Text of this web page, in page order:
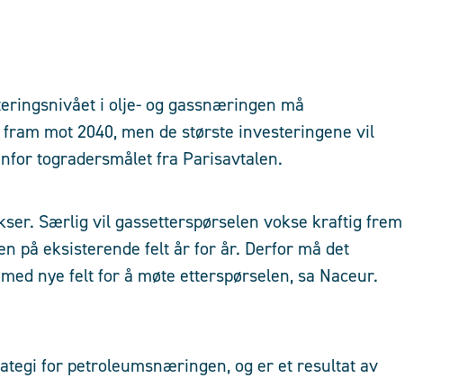
i olje- og gassnæringen må
mot 2040, men de største investeringene vil
togradersmålet fra Parisavtalen.
Særlig vil gassetterspørselen vokse kraftig frem
på eksisterende felt år for år. Derfor må det
nye felt for å møte etterspørselen, sa Naceur.
for petroleumsnæringen, og er et resultat av